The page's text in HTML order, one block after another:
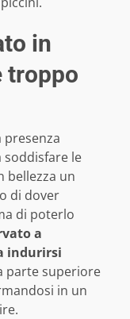
in
troppo
presenza
soddisfare le
bellezza un
di dover
di poterlo
a
indurirsi
parte superiore
in un